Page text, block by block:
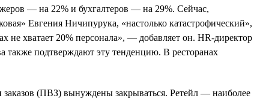
— на 22% и бухгалтеров — на 29%. Сейчас,
Евгения Ничипурука, «настолько катастрофический»,
не хватает 20% персонала», — добавляет он. HR-директор
подтверждают эту тенденцию. В ресторанах
заказов (ПВЗ) вынуждены закрываться. Ретейл — наиболее